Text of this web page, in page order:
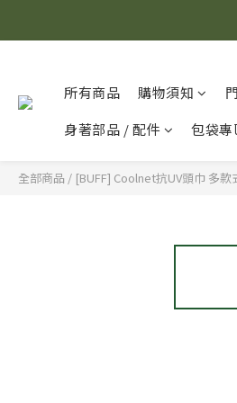
所有商品 購物須知
身著部品 / 配件
包袋專
全部商品 / [BUFF] Coolnet抗UV頭巾 多款